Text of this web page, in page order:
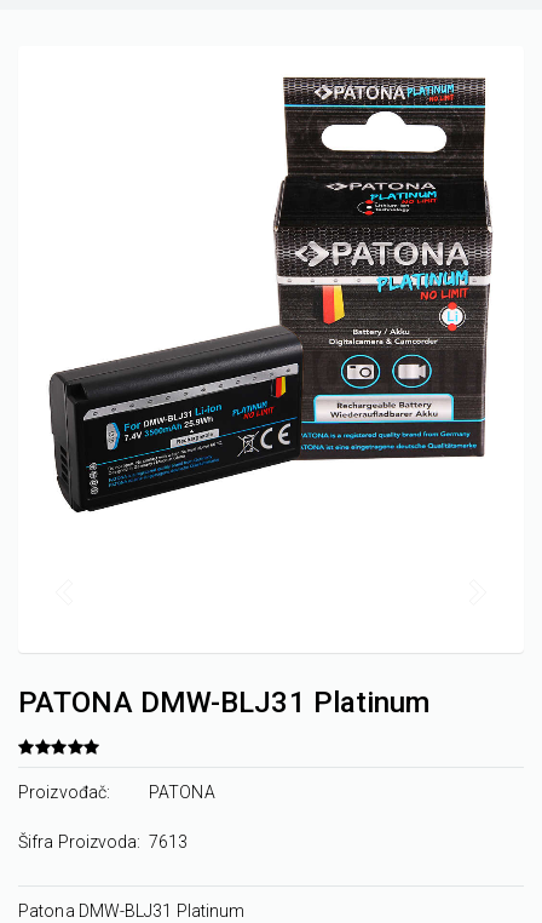
PATONA DMW-BLJ31 Platinum
Proizvođač: PATONA
Šifra Proizvoda: 7613
Patona DMW-BLJ31 Platinum